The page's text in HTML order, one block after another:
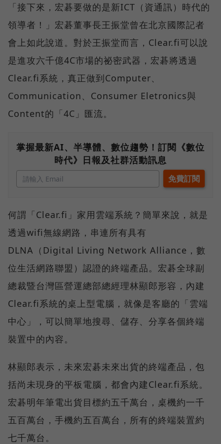
「接下來，宏碁要做的是新ICT（資通訊）時代的
領導者！」宏碁董事長王振堂曾在北京國際記者
會上如此說道。對於王振堂而言，Clear.fi可以說
是進攻六千億4C市場的祕密武器，宏碁將透過
Clear.fi系統，真正做到Computer、
Communication、Consumer Eletronics與
Content的「4C」匯流。
掌握最新AI、半導體、數位趨勢！訂閱《數位
時代》日報及社群活動訊息
何謂「Clear.fi」家用雲端系統？簡單來說，就是
透過wifi無線網路，串連所有具有
DLNA（Digital Living Network Alliance，數
位生活網路聯盟）認證的終端產品。宏碁全球副
總裁暨台灣區營運總部總經理林顯郎形容，內建
Clear.fi系統的桌上型電腦，就像是客廳的「雲端
中心」，可以簡單地搜尋、儲存、分享各個終端
裝置中的內容。
林顯郎表示，未來宏碁未來出貨的終端產品，包
括尚未現身的平板電腦，都會內建Clear.fi系統。
宏碁明年筆電出貨目標約五千萬台，桌機約一千
五百萬台，手機約五百萬台，所有的終端裝置約
七千萬台。